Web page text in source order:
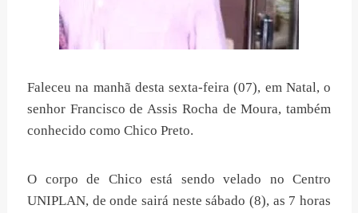
Faleceu na manhã desta sexta-feira (07), em Natal, o
senhor Francisco de Assis Rocha de Moura, também
conhecido como Chico Preto.
O corpo de Chico está sendo velado no Centro
UNIPLAN, de onde sairá neste sábado (8), as 7 horas